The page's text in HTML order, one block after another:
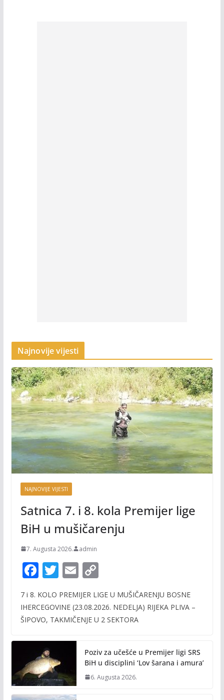
Najnovije vijesti
NAJNOVIJE VIJESTI
Satnica 7. i 8. kola Premijer lige
BiH u mušičarenju
7. Augusta 2026. admin
F
e
b
o
k
T
itt
er
E
ai
l
C
p
y
n
k
7 i 8. KOLO PREMIJER LIGE U MUŠIČARENJU BOSNE
IHERCEGOVINE (23.08.2026. NEDELJA) RIJEKA PLIVA –
ŠIPOVO, TAKMIČENJE U 2 SEKTORA
Poziv za učešće u Premijer ligi SRS
BiH u disciplini ‘Lov šarana i amura’
6. Augusta 2026.